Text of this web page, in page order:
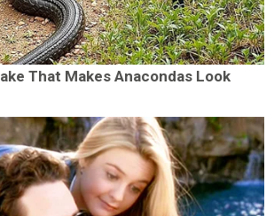
That Makes Anacondas Look